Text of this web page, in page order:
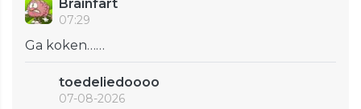
Brainfart
07:29
Ga koken……
toedeliedoooo
07-08-2026